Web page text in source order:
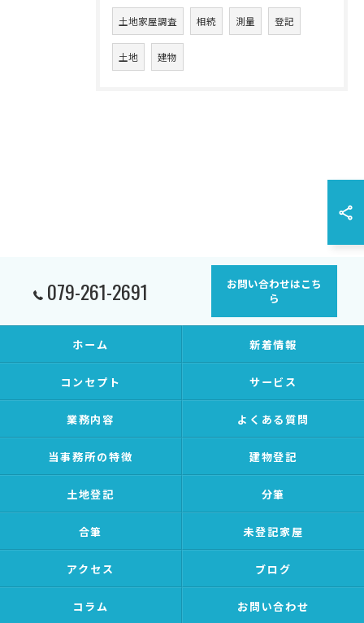
土地家屋調査 相続 測量 登記
土地 建物
079-261-2691
お問い合わせはこち
ら
ホーム 新着情報
コンセプト サービス
業務内容 よくある質問
当事務所の特徴 建物登記
土地登記 分筆
合筆 未登記家屋
アクセス ブログ
コラム お問い合わせ